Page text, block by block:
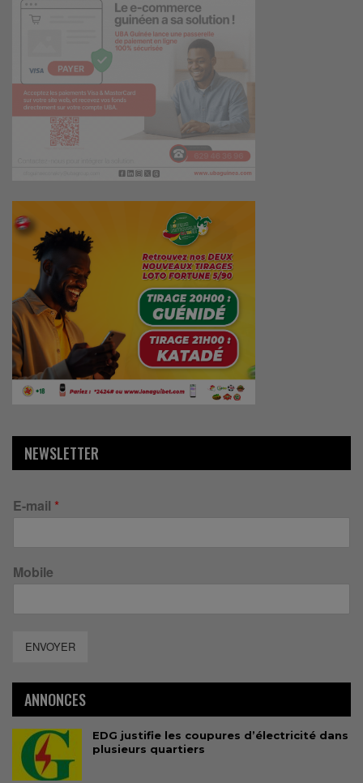
NEWSLETTER
E-mail *
Mobile
ENVOYER
ANNONCES
EDG justifie les coupures d’électricité dans
plusieurs quartiers